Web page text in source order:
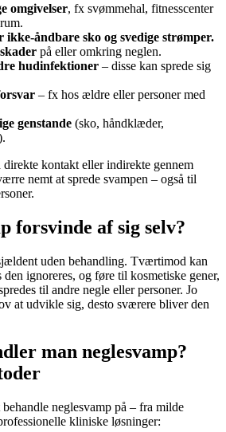
omgivelser, fx svømmehal, fitnesscenter
ikke-åndbare sko og svedige strømper.
på eller omkring neglen.
hudinfektioner – disse kan sprede sig
– fx hos ældre eller personer med
genstande (sko, håndklæder,
direkte kontakt eller indirekte gennem
nemt at sprede svampen – også til
forsvinde af sig selv?
uden behandling. Tværtimod kan
ignoreres, og føre til kosmetiske gener,
til andre negle eller personer. Jo
at udvikle sig, desto sværere bliver den
man neglesvamp?
neglesvamp på – fra milde
kliniske løsninger: